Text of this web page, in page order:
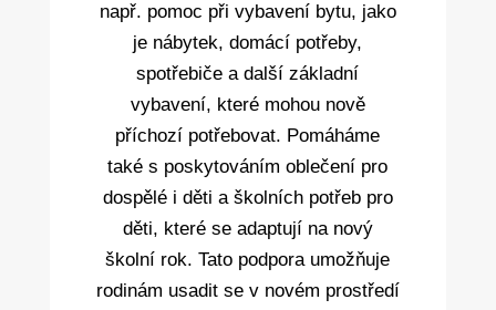
např. pomoc při vybavení bytu, jako
je nábytek, domácí potřeby,
spotřebiče a další základní
vybavení, které mohou nově
příchozí potřebovat. Pomáháme
také s poskytováním oblečení pro
dospělé i děti a školních potřeb pro
děti, které se adaptují na nový
školní rok. Tato podpora umožňuje
rodinám usadit se v novém prostředí